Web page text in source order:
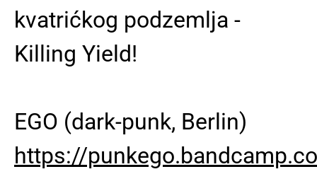
kvatrićkog podzemlja -
Killing Yield!
EGO (dark-punk, Berlin)
https://